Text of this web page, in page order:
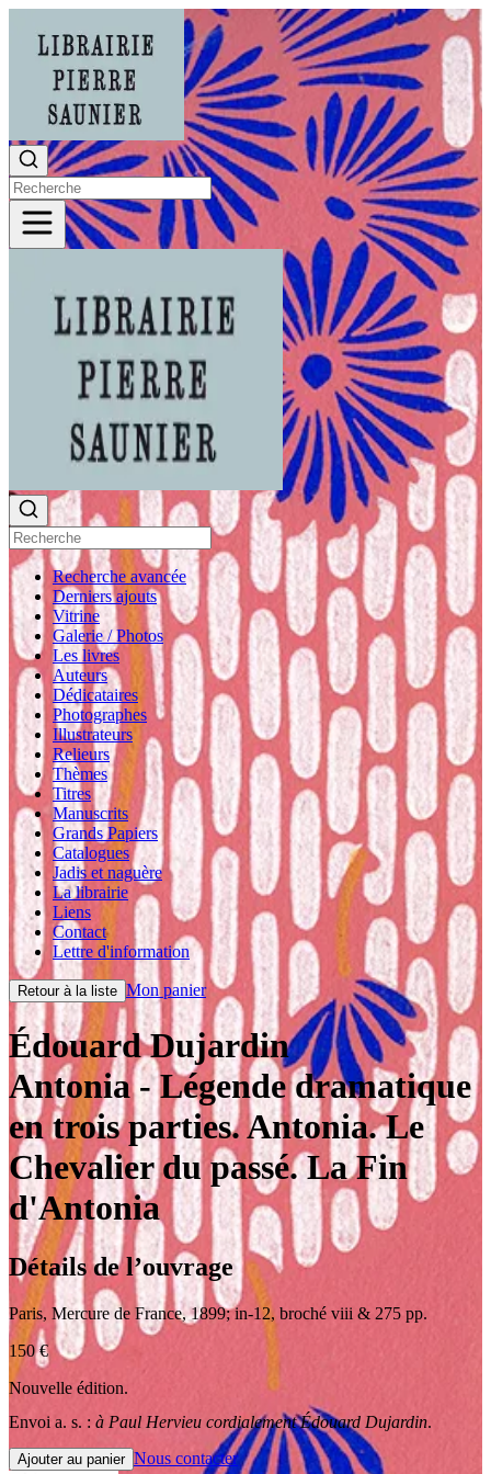
Recherche avancée
Derniers ajouts
Vitrine
Galerie / Photos
Les livres
Auteurs
Dédicataires
Photographes
Illustrateurs
Relieurs
Thèmes
Titres
Manuscrits
Grands Papiers
Catalogues
Jadis et naguère
La librairie
Liens
Contact
Lettre d'information
Retour à la liste Mon panier
Édouard Dujardin
Antonia - Légende dramatique
en trois parties. Antonia. Le
Chevalier du passé. La Fin
d'Antonia
Détails de l’ouvrage
Paris, Mercure de France,1899; in-12, broché viii & 275 pp.
150€
Nouvelle édition.
Envoi a. s. : à Paul Hervieu cordialement Édouard Dujardin.
Ajouter au panier Nous contacter